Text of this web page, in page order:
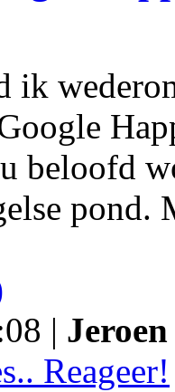
ik
beloofd
pond.
|
Reageer!